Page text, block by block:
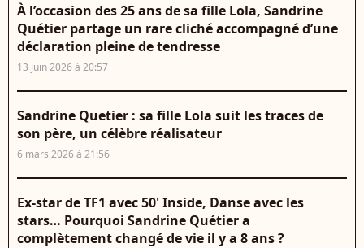
À l’occasion des 25 ans de sa fille Lola, Sandrine
Quétier partage un rare cliché accompagné d’une
déclaration pleine de tendresse
13 juin 2026 à 20:57
Sandrine Quetier : sa fille Lola suit les traces de
son père, un célèbre réalisateur
6 mars 2026 à 21:56
Ex-star de TF1 avec 50' Inside, Danse avec les
stars… Pourquoi Sandrine Quétier a
complètement changé de vie il y a 8 ans ?